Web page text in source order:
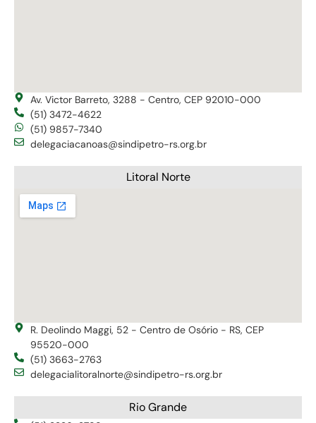
Av. Victor Barreto, 3288 - Centro, CEP 92010-000
(51) 3472-4622
(51) 9857-7340
delegaciacanoas@sindipetro-rs.org.br
Litoral Norte
R. Deolindo Maggi, 52 - Centro de Osório - RS, CEP
95520-000
(51) 3663-2763
delegacialitoralnorte@sindipetro-rs.org.br
Rio Grande